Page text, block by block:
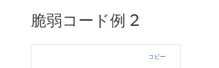
脆弱コード例 2
コピー